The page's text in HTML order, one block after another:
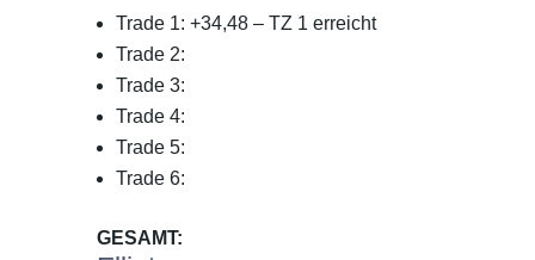
Trade 1: +34,48 – TZ 1 erreicht
Trade 2:
Trade 3:
Trade 4:
Trade 5:
Trade 6:
GESAMT: